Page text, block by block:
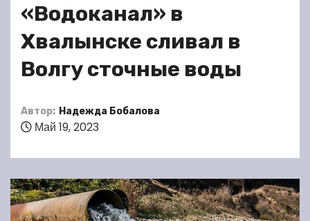
«Водоканал» в
Хвалынске сливал в
Волгу сточные воды
Автор: Надежда Бобалова
Май 19, 2023